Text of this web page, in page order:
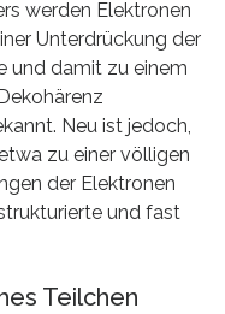
werden Elektronen
Unterdrückung der
und damit zu einem
Neu ist jedoch,
zu einer völligen
der Elektronen
und fast
Teilchen